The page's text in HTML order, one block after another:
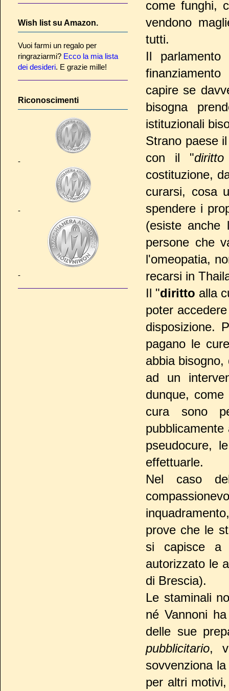
come funghi,
vendono
tutti.
Il
capire se
bisogna
istituzionali
Strano paese
con il "
costituzione,
curarsi, cosa
spendere i
(esiste anche
persone che
l'omeopatia,
recarsi in
Il "diritto alla
poter
disposizione.
pagano le
abbia
ad un
dunque,
cura sono
pseudocure,
effettuarle.
Nel caso
prove che le
si capisce a
autorizzato le
di Brescia).
Le staminali
né Vannoni
delle sue
pubblicitario,
sovvenziona
per altri
Wish list su Amazon.
Vuoi farmi un regalo per
ringraziarmi? Ecco la mia lista
dei desideri. E grazie mille!
Riconoscimenti
-
-
-